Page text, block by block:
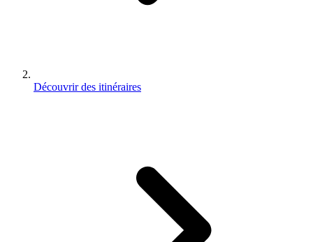
Découvrir des itinéraires